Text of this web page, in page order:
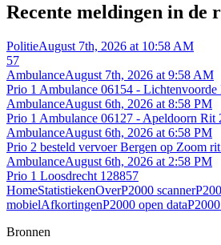
Recente meldingen in de
PolitieAugust 7th, 2026 at 10:58 AM
57
AmbulanceAugust 7th, 2026 at 9:58 AM
Prio 1 Ambulance 06154 - Lichtenvoorde
AmbulanceAugust 6th, 2026 at 8:58 PM
Prio 1 Ambulance 06127 - Apeldoorn Rit
AmbulanceAugust 6th, 2026 at 6:58 PM
Prio 2 besteld vervoer Bergen op Zoom
AmbulanceAugust 6th, 2026 at 2:58 PM
Prio 1 Loosdrecht 128857
HomeStatistiekenOverP2000 scanner
mobielAfkortingenP2000 open data
Bronnen